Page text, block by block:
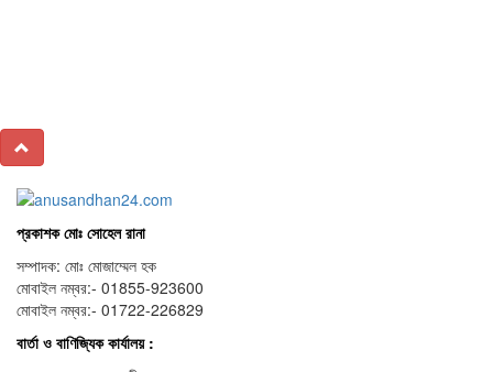
প্রকাশক মোঃ সোহেল রানা
সম্পাদক: মোঃ মোজাম্মেল হক
মোবাইল নম্বর:- 01855-923600
মোবাইল নম্বর:- 01722-226829
বার্তা ও বাণিজ্যিক কার্যালয় :